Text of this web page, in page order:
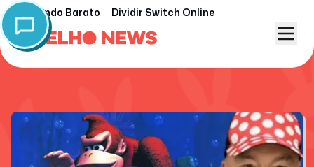
Nintendo Barato Dividir Switch Online